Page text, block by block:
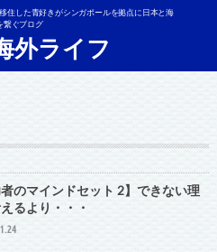
住した青好きがシンガポールを拠点に日本と海
繋ぐブログ
外ライフ
者のマインドセット 2】できない理
るより・・・